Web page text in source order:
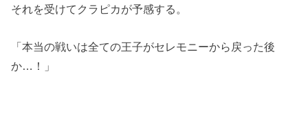
それを受けてクラピカが予感する。
「本当の戦いは全ての王子がセレモニーから戻った後
か…！」